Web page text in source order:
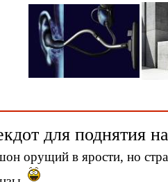
для поднятия
орущий в ярости, но